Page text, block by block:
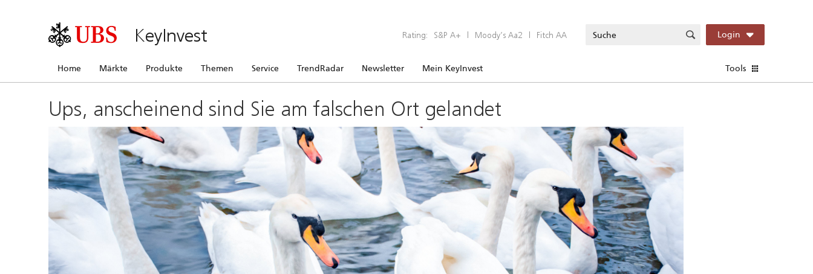
KeyInvest Rating: S&P A+ | Moody’s Aa2 | Fitch AA Login
Home Märkte Produkte Themen Service TrendRadar Newsletter Mein KeyInvest Tools
Ups, anscheinend sind Sie am falschen Ort gelandet